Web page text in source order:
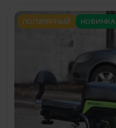
ПОПУЛЯРНЫЙ НОВИНКА